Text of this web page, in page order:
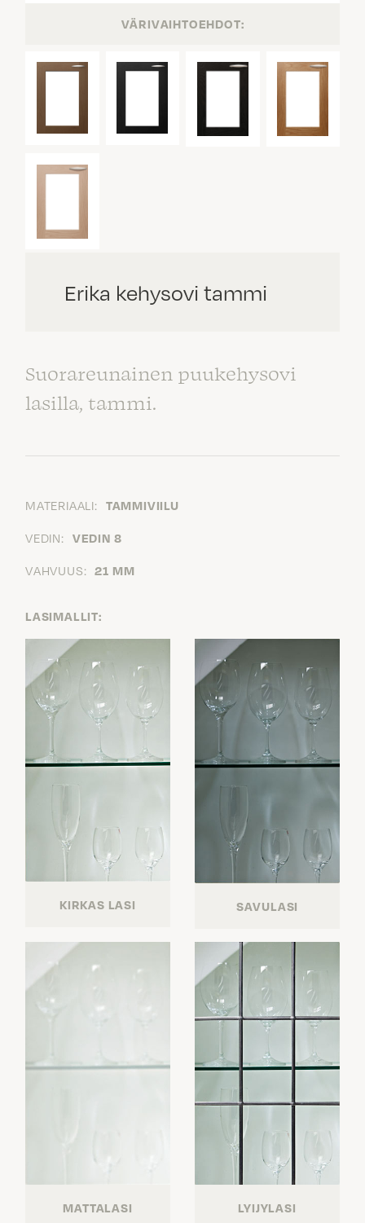
VÄRIVAIHTOEHDOT:
Erika kehysovi tammi
Suorareunainen puukehysovi
lasilla, tammi.
MATERIAALI: TAMMIVIILU
VEDIN: VEDIN 8
VAHVUUS: 21 MM
LASIMALLIT:
KIRKAS LASI SAVULASI
MATTALASI LYIJYLASI